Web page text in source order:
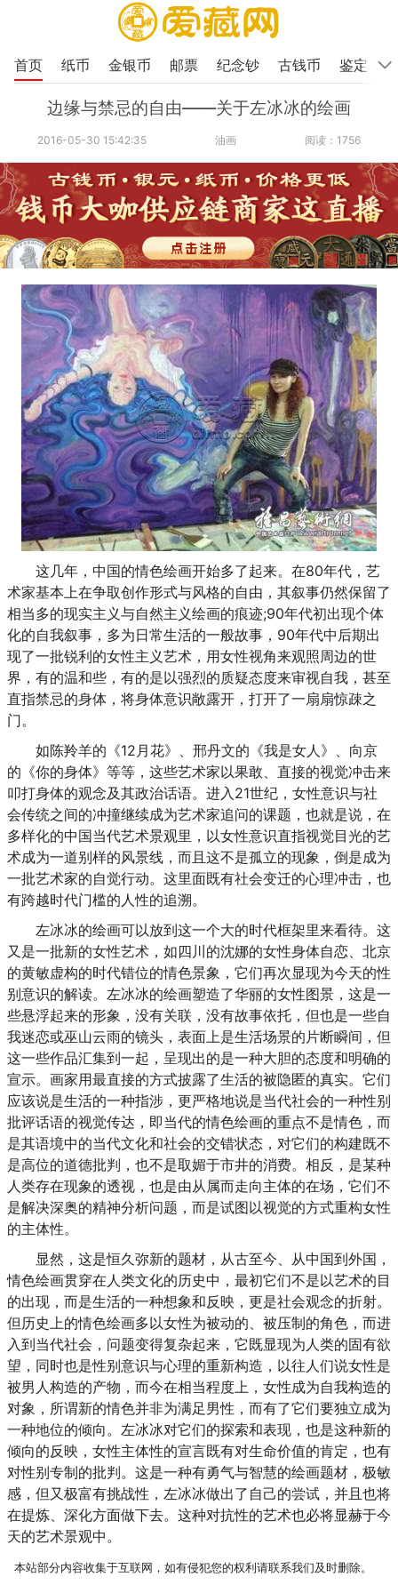
首页 纸币 金银币 邮票 纪念钞 古钱币 鉴定
边缘与禁忌的自由——关于左冰冰的绘画
2016-05-30 15:42:35 油画 阅读：1756
这几年，中国的情色绘画开始多了起来。在80年代，艺
术家基本上在争取创作形式与风格的自由，其叙事仍然保留了
相当多的现实主义与自然主义绘画的痕迹;90年代初出现个体
化的自我叙事，多为日常生活的一般故事，90年代中后期出
现了一批锐利的女性主义艺术，用女性视角来观照周边的世
界，有的温和些，有的是以强烈的质疑态度来审视自我，甚至
直指禁忌的身体，将身体意识敞露开，打开了一扇扇惊疎之
门。
如陈羚羊的《12月花》、邢丹文的《我是女人》、向京
的《你的身体》等等，这些艺术家以果敢、直接的视觉冲击来
叩打身体的观念及其政治话语。进入21世纪，女性意识与社
会传统之间的冲撞继续成为艺术家追问的课题，也就是说，在
多样化的中国当代艺术景观里，以女性意识直指视觉目光的艺
术成为一道别样的风景线，而且这不是孤立的现象，倒是成为
一批艺术家的自觉行动。这里面既有社会变迁的心理冲击，也
有跨越时代门槛的人性的追溯。
左冰冰的绘画可以放到这一个大的时代框架里来看待。这
又是一批新的女性艺术，如四川的沈娜的女性身体自恋、北京
的黄敏虚构的时代错位的情色景象，它们再次显现为今天的性
别意识的解读。左冰冰的绘画塑造了华丽的女性图景，这是一
些悬浮起来的形象，没有关联，没有故事依托，但也是一些自
我迷恋或巫山云雨的镜头，表面上是生活场景的片断瞬间，但
这一些作品汇集到一起，呈现出的是一种大胆的态度和明确的
宣示。画家用最直接的方式披露了生活的被隐匿的真实。它们
应该说是生活的一种指涉，更严格地说是当代社会的一种性别
批评话语的视觉传达，即当代的情色绘画的重点不是情色，而
是其语境中的当代文化和社会的交错状态，对它们的构建既不
是高位的道德批判，也不是取媚于市井的消费。相反，是某种
人类存在现象的透视，也是由从属而走向主体的在场，它们不
是解决深奥的精神分析问题，而是试图以视觉的方式重构女性
的主体性。
显然，这是恒久弥新的题材，从古至今、从中国到外国，
情色绘画贯穿在人类文化的历史中，最初它们不是以艺术的目
的出现，而是生活的一种想象和反映，更是社会观念的折射。
但历史上的情色绘画多以女性为被动的、被压制的角色，而进
入到当代社会，问题变得复杂起来，它既显现为人类的固有欲
望，同时也是性别意识与心理的重新构造，以往人们说女性是
被男人构造的产物，而今在相当程度上，女性成为自我构造的
对象，所谓新的情色并非为满足男性，而有了它们要独立成为
一种地位的倾向。左冰冰对它们的探索和表现，也是这种新的
倾向的反映，女性主体性的宣言既有对生命价值的肯定，也有
对性别专制的批判。这是一种有勇气与智慧的绘画题材，极敏
感，但又极富有挑战性，左冰冰做出了自己的尝试，并且也将
在提炼、深化方面做下去。这种对抗性的艺术也必将显赫于今
天的艺术景观中。
本站部分内容收集于互联网，如有侵犯您的权利请联系我们及时删除。